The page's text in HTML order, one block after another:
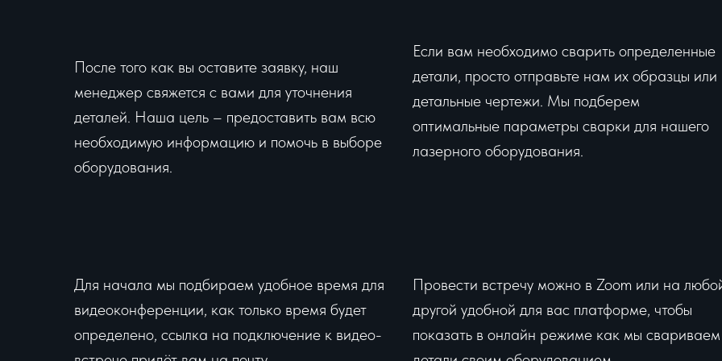
После того как вы оставите заявку, наш
менеджер свяжется с вами для уточнения
деталей. Наша цель – предоставить вам всю
необходимую информацию и помочь в выборе
оборудования.
Если вам необходимо сварить определенные
детали, просто отправьте нам их образцы или
детальные чертежи. Мы подберем
оптимальные параметры сварки для нашего
лазерного оборудования.
Для начала мы подбираем удобное время для
видеоконференции, как только время будет
определено, ссылка на подключение к видео-
Провести встречу можно в Zoom или на
другой удобной для вас платформе, чтобы
показать в онлайн режиме как мы свариваем